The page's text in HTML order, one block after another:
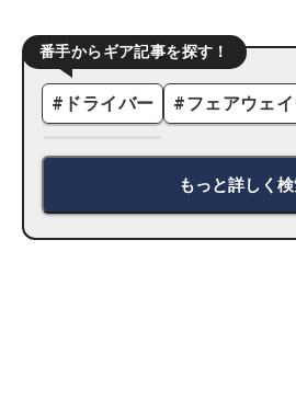
番手からギア記事を探す！
# ドライバー #フェアウェ
もっと詳しく